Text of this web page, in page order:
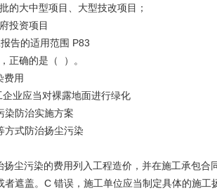
的大中型项目、大型技改项目；
投资项目
告的适用范围 P83
正确的是（ ）。
费用
业应当对裸露地面进行绿化
染防治实施方案
方式防治扬尘污染
扬尘污染的费用列入工程造价，并在施工承包
遮盖。C 错误，施工单位应当制定具体的施工